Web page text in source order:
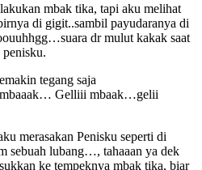
mbak tika, tapi aku melihat
di gigit..sambil payudaranya di
dr mulut kakak saat
penisku.
tegang saja
Gelliii mbaak…gelii
merasakan Penisku seperti di
sebuah lubang…, tahaaan ya dek
ke tempeknya mbak tika, biar